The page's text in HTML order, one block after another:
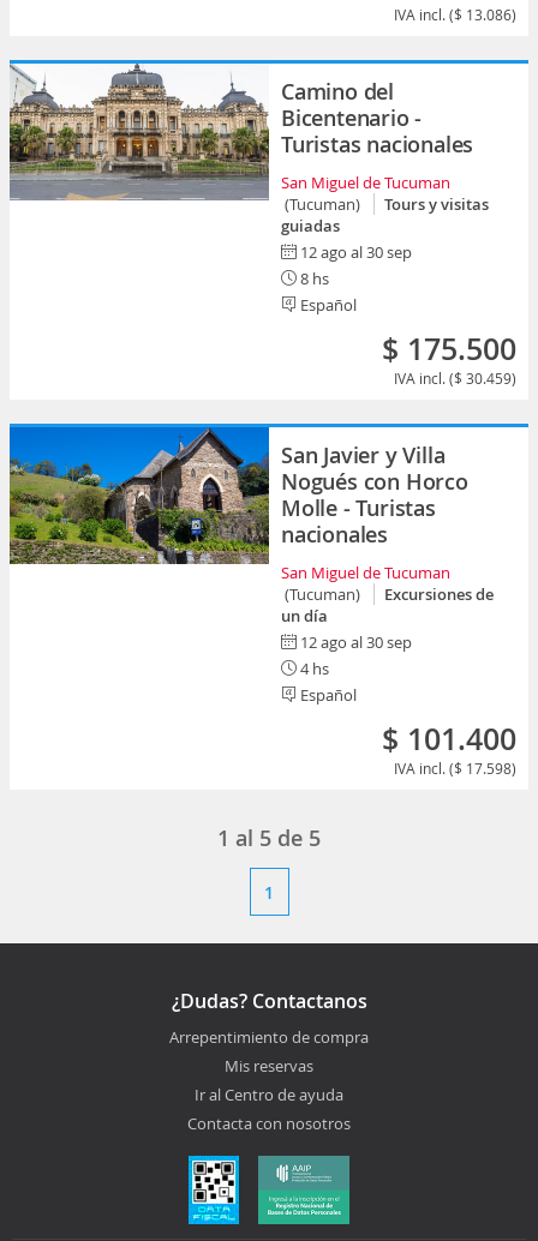
IVA incl. ($ 13.086)
Camino del
Bicentenario -
Turistas nacionales
San Miguel de Tucuman
(Tucuman)
Tours y visitas
guiadas
12 ago al 30 sep
8 hs
Español
$ 175.500
IVA incl. ($ 30.459)
San Javier y Villa
Nogués con Horco
Molle - Turistas
nacionales
San Miguel de Tucuman
(Tucuman)
Excursiones de
un día
12 ago al 30 sep
4 hs
Español
$ 101.400
IVA incl. ($ 17.598)
1 al 5 de 5
1
¿Dudas? Contactanos
Arrepentimiento de compra
Mis reservas
Ir al Centro de ayuda
Contacta con nosotros